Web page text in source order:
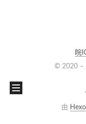
皖
© 2020 –
由 Hexo